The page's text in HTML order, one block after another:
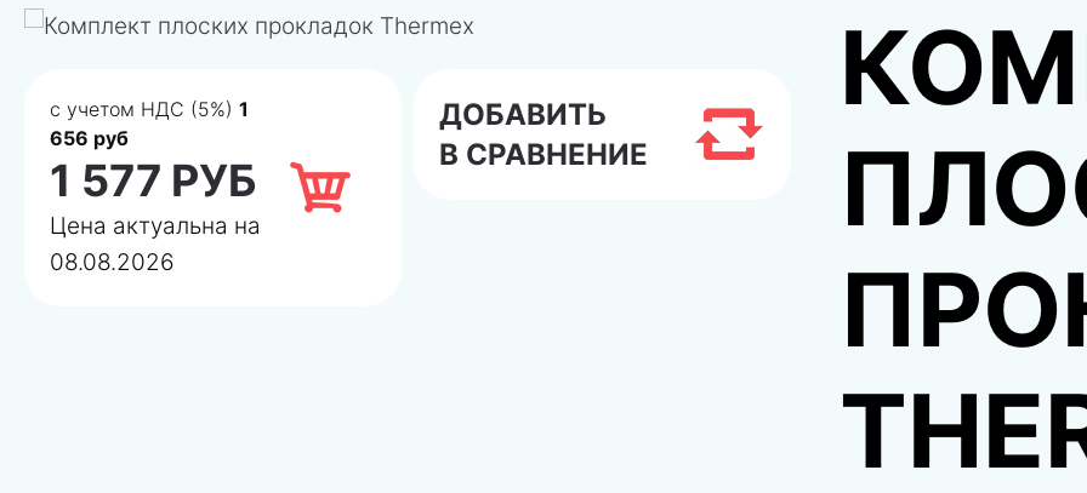
с учетом НДС (5%) 1
656 руб
1 577 РУБ
Цена актуальна на
08.08.2026
ДОБАВИТЬ
В СРАВНЕНИЕ